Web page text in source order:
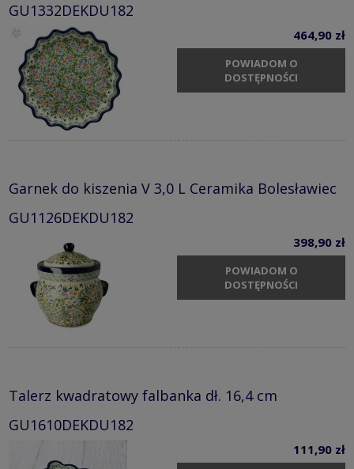
GU1332DEKDU182
464,90 zł
POWIADOM O
DOSTĘPNOŚCI
Garnek do kiszenia V 3,0 L Ceramika Bolesławiec
GU1126DEKDU182
398,90 zł
POWIADOM O
DOSTĘPNOŚCI
Talerz kwadratowy falbanka dł. 16,4 cm
GU1610DEKDU182
111,90 zł